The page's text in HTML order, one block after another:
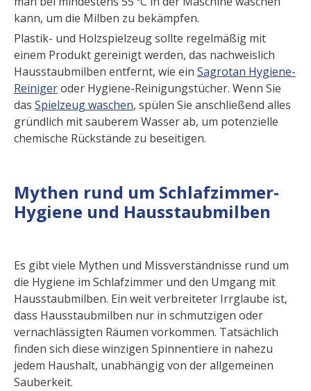
kann, um die Milben zu bekämpfen.
Plastik- und Holzspielzeug sollte regelmäßig mit
einem Produkt gereinigt werden, das nachweislich
Hausstaubmilben entfernt, wie ein Sagrotan Hygiene-
Reinigeroder Hygiene-Reinigungstücher. Wenn Sie
das Spielzeug waschen, spülen Sie anschließend alles
gründlich mit sauberem Wasser ab, um potenzielle
chemische Rückstände zu beseitigen.
Mythen rund um Schlafzimmer-
Hygiene und Hausstaubmilben
Es gibt viele Mythen und Missverständnisse rund um
die Hygiene im Schlafzimmer und den Umgang mit
Hausstaubmilben. Ein weit verbreiteter Irrglaube ist,
dass Hausstaubmilben nur in schmutzigen oder
vernachlässigten Räumen vorkommen. Tatsächlich
finden sich diese winzigen Spinnentiere in nahezu
jedem Haushalt, unabhängig von der allgemeinen
Sauberkeit.